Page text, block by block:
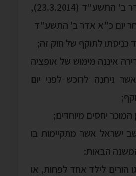
לפני יום כ"א אדר ב' התשע"ד (23.3.2014),
יום כ"א אדר ב' התשע"ד
איננה מימוש של אופציה
ניתנה לרוכש לפני יום
אשר מתקיימות בו
הבאות:
הורים לילד אחד לפחות, או